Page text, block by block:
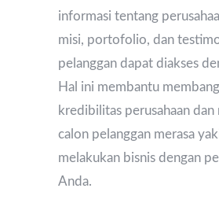
informasi tentang
misi, portofolio, dan
pelanggan dapat diakses
Hal ini membantu
kredibilitas perusahaan
calon pelanggan merasa
melakukan bisnis dengan
Anda.